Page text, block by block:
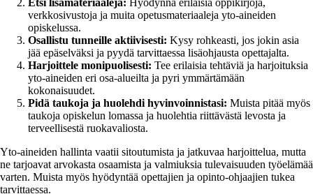
Etsi lisämateriaaleja: Hyödynnä erilaisia oppikirjoja,
verkkosivustoja ja muita opetusmateriaaleja yto-aineiden
opiskelussa.
Osallistu tunneille aktiivisesti: Kysy rohkeasti, jos jokin asia
jää epäselväksi ja pyydä tarvittaessa lisäohjausta opettajalta.
Harjoittele monipuolisesti: Tee erilaisia tehtäviä ja harjoituksia
yto-aineiden eri osa-alueilta ja pyri ymmärtämään
kokonaisuudet.
Pidä taukoja ja huolehdi hyvinvoinnistasi: Muista pitää myös
taukoja opiskelun lomassa ja huolehtia riittävästä levosta ja
terveellisestä ruokavaliosta.
Yto-aineiden hallinta vaatii sitoutumista ja jatkuvaa harjoittelua, mutta
ne tarjoavat arvokasta osaamista ja valmiuksia tulevaisuuden työelämää
varten. Muista myös hyödyntää opettajien ja opinto-ohjaajien tukea
tarvittaessa.